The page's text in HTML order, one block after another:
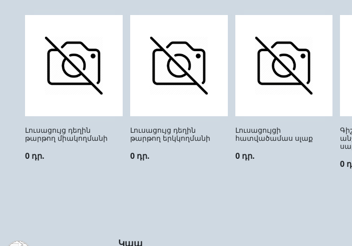
Լուսացույց դեղին
թարթող միակողմանի
0 դր.
Լուսացույց դեղին
թարթող երկկողմանի
0 դր.
Լուսացույցի
հատվածամաս սլաք
0 դր.
0
Կապ